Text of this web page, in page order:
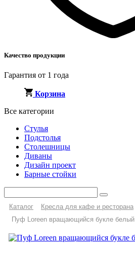
Качество продукции
Гарантия от 1 года
Корзина
Все категории
Стулья
Подстолья
Столешницы
Диваны
Дизайн проект
Барные стойки
Каталог
Кресла для кафе и ресторана
Пуф Loreen вращающийся букле белый